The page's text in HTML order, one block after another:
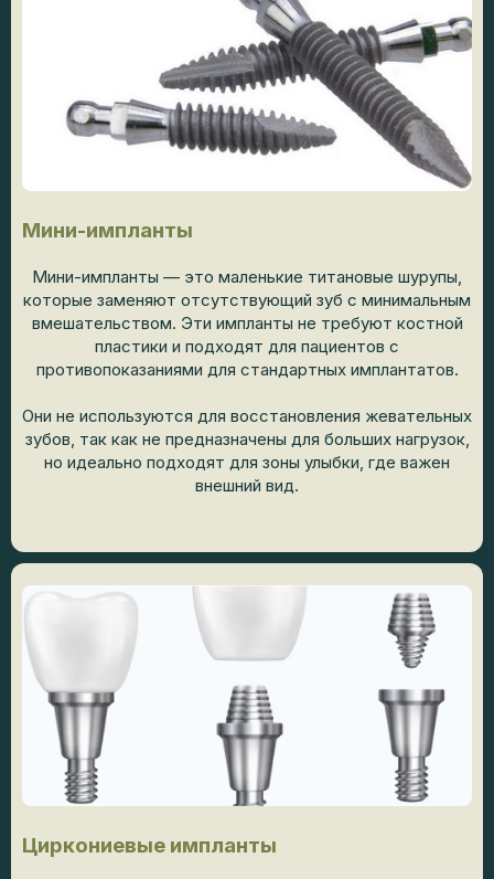
Мини-импланты
Мини-импланты — это маленькие титановые шурупы,
которые заменяют отсутствующий зуб с минимальным
вмешательством. Эти импланты не требуют костной
пластики и подходят для пациентов с
противопоказаниями для стандартных имплантатов.
Они не используются для восстановления жевательных
зубов, так как не предназначены для больших нагрузок,
но идеально подходят для зоны улыбки, где важен
внешний вид.
Циркониевые импланты